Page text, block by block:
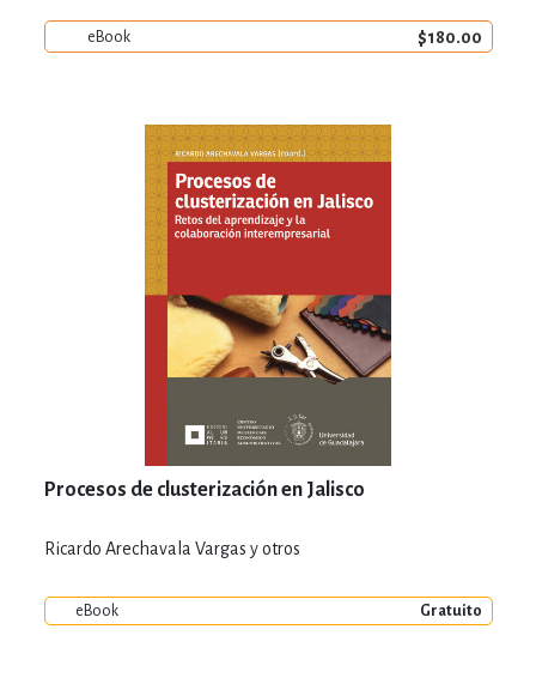
eBook $180.00
Procesos de clusterización en Jalisco
Ricardo Arechavala Vargas y otros
eBook Gratuito